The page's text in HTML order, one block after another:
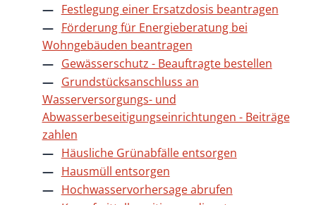
Festlegung einer Ersatzdosis beantragen
Förderung für Energieberatung bei
Wohngebäuden beantragen
Gewässerschutz - Beauftragte bestellen
Grundstücksanschluss an
Wasserversorgungs- und
Abwasserbeseitigungseinrichtungen - Beiträge
zahlen
Häusliche Grünabfälle entsorgen
Hausmüll entsorgen
Hochwasservorhersage abrufen